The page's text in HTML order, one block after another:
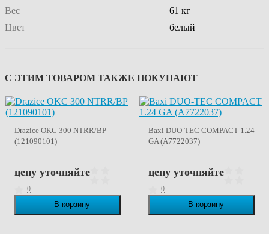
Вес
61 кг
Цвет
белый
С ЭТИМ ТОВАРОМ ТАКЖЕ ПОКУПАЮТ
Drazice OKC 300 NTRR/BP
(121090101)
цену уточняйте
0
В корзину
Baxi DUO-TEC COMPACT 1.24
GA (A7722037)
цену уточняйте
0
В корзину